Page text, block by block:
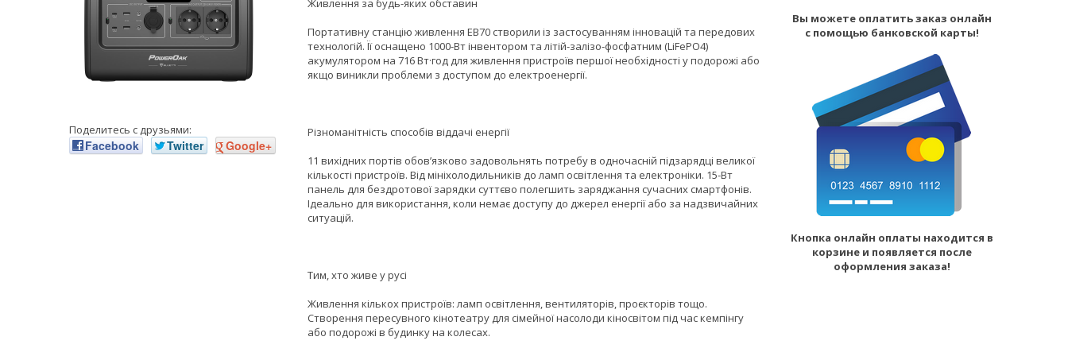
Поделитесь с друзьями:
Facebook Twitter Google+
Живлення за будь-яких обставин
Портативну станцію живлення EB70 створили із застосуванням інновацій та передових
технологій. Її оснащено 1000-Вт інвентором та літій-залізо-фосфатним (LiFePO4)
акумулятором на 716 Вт·год для живлення пристроїв першої необхідності у подорожі або
якщо виникли проблеми з доступом до електроенергії.
Різноманітність способів віддачі енергії
11 вихідних портів обов’язково задовольнять потребу в одночасній підзарядці великої
кількості пристроїв. Від мініхолодильників до ламп освітлення та електроніки. 15-Вт
панель для бездротової зарядки суттєво полегшить заряджання сучасних смартфонів.
Ідеально для використання, коли немає доступу до джерел енергії або за надзвичайних
ситуацій.
Тим, хто живе у русі
Живлення кількох пристроїв: ламп освітлення, вентиляторів, проєкторів тощо.
Створення пересувного кінотеатру для сімейної насолоди кіносвітом під час кемпінгу
або подорожі в будинку на колесах.
Вы можете оплатить заказ онлайн
с помощью банковской карты!
Кнопка онлайн оплаты находится в
корзине и появляется после
оформления заказа!